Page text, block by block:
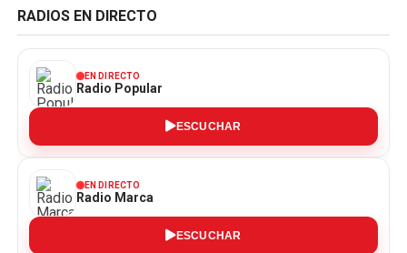
RADIOS EN DIRECTO
EN DIRECTO
Radio Popular
ESCUCHAR
EN DIRECTO
Radio Marca
ESCUCHAR